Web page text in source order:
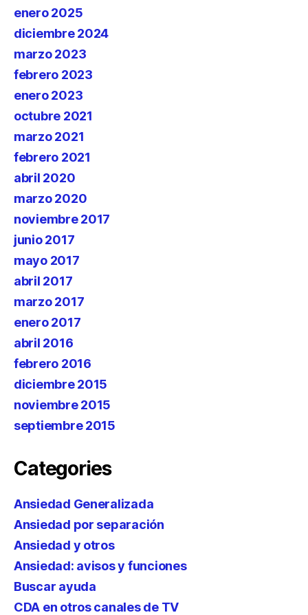
enero 2025
diciembre 2024
marzo 2023
febrero 2023
enero 2023
octubre 2021
marzo 2021
febrero 2021
abril 2020
marzo 2020
noviembre 2017
junio 2017
mayo 2017
abril 2017
marzo 2017
enero 2017
abril 2016
febrero 2016
diciembre 2015
noviembre 2015
septiembre 2015
Categories
Ansiedad Generalizada
Ansiedad por separación
Ansiedad y otros
Ansiedad: avisos y funciones
Buscar ayuda
CDA en otros canales de TV